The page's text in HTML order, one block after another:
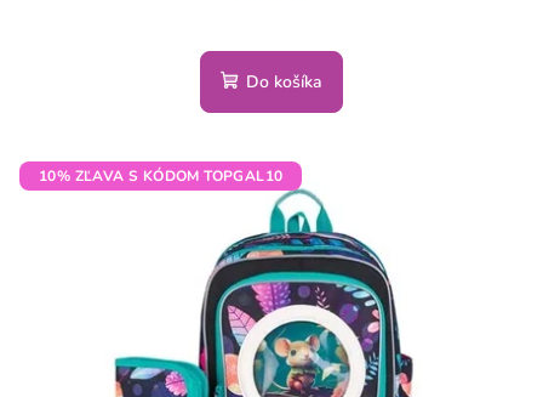
Do košíka
10% ZĽAVA S KÓDOM TOPGAL10